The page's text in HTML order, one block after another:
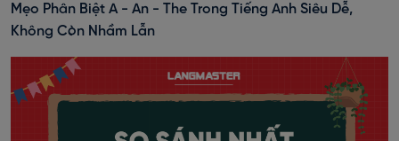
Mẹo Phân Biệt A - An - The Trong Tiếng Anh Siêu Dễ,
Không Còn Nhầm Lẫn